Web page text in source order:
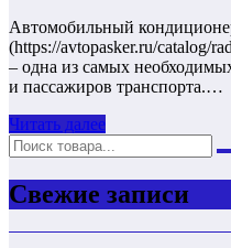
Автомобильный
(https://avtopasker.ru/catalog/
– одна из самых
и пассажиров транспорта.…
Читать далее
Свежие записи